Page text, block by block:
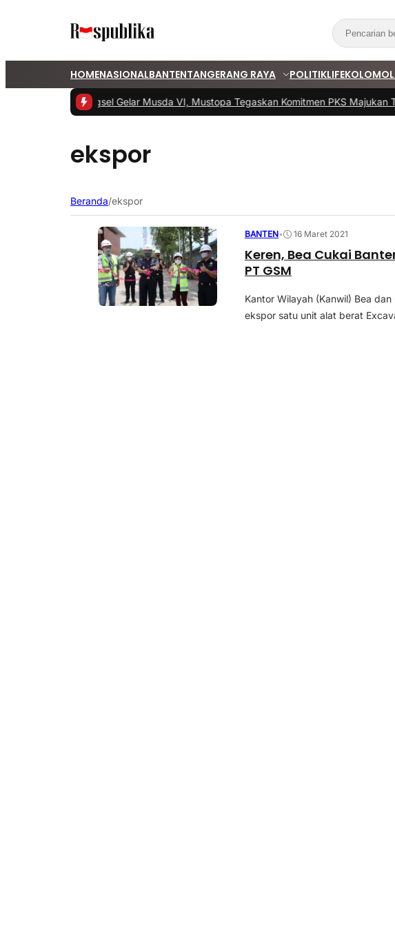
HOMENASIONALBANTENTANGERANG RAYA POLITIKLIFEKOLOM
PKS Tangsel Gelar Musda VI, Mustopa Tegaskan Komitmen PKS Majukan
ekspor
Beranda/ekspor
BANTEN• 16 Maret 2021
Keren, Bea Cukai
PT GSM
Kantor Wilayah (Kanwil) Bea
ekspor satu unit alat berat